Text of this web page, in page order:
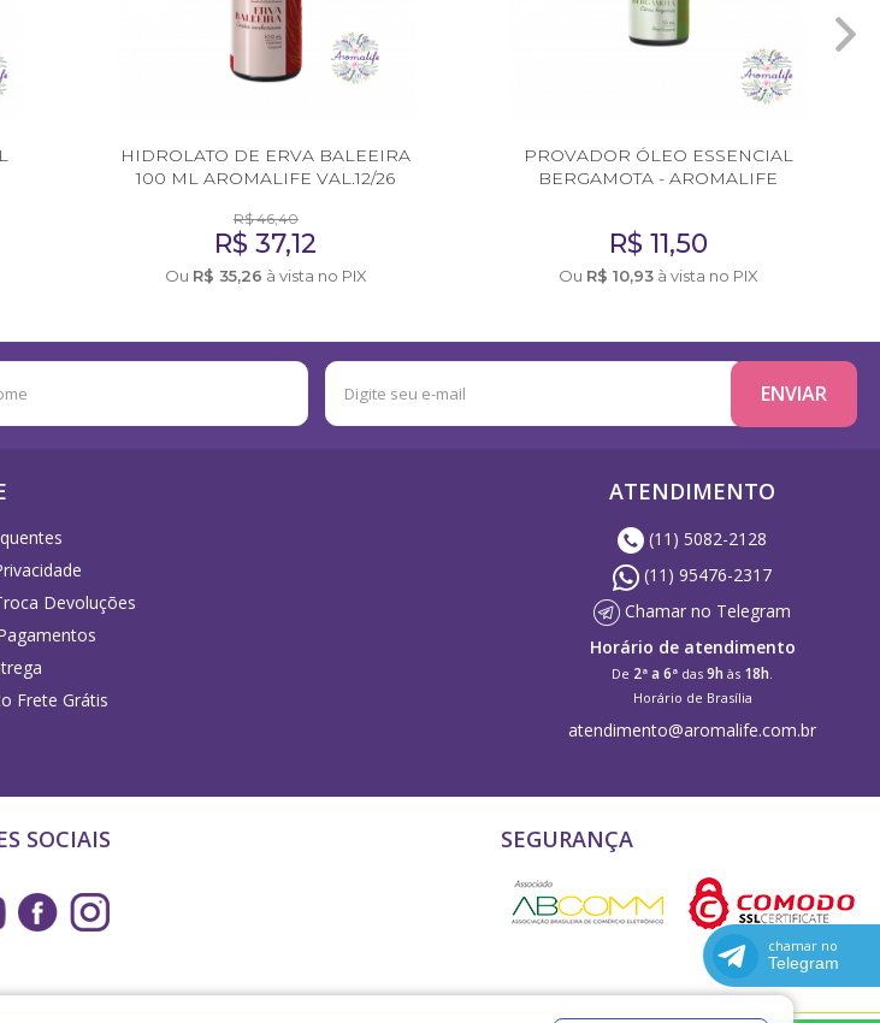
HIDROLATO DE ERVA BALEEIRA
100 ML AROMALIFE VAL.12/26
R$46,40
R$37,12
Ou R$ 35,26 à vista no PIX
PROVADOR ÓLEO ESSENCIAL
BERGAMOTA - AROMALIFE
R$ 11,50
Ou R$ 10,93à vista no PIX
chamar no
Telegram
Devoluções
Frete Grátis
ATENDIMENTO
(11) 5082-2128
(11) 95476-2317
Chamar no Telegram
Horário de atendimento
De 2ª a 6ª das9h às 18h
Horário de Brasília
atendimento@aromalife.com.br
SOCIAIS SEGURANÇA